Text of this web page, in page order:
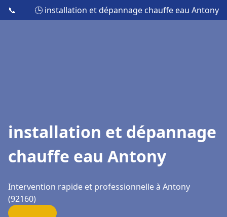
📞 🕒 installation et dépannage chauffe eau Antony
installation et dépannage
chauffe eau Antony
Intervention rapide et professionnelle à Antony
(92160)